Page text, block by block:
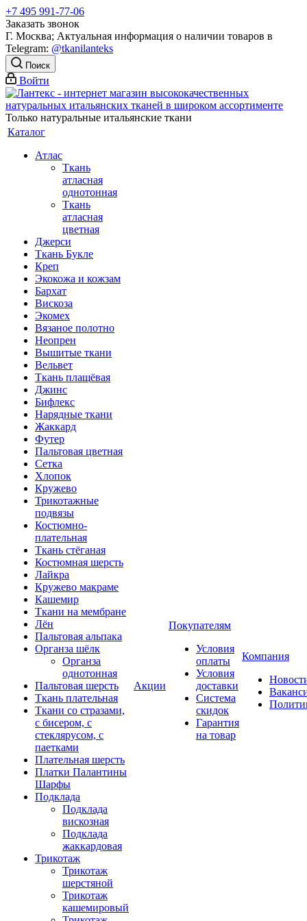
+7 495 991-77-06
Заказать звонок
Г. Москва; Актуальная информация о наличии товаров в
Telegram: @tkanilanteks
Поиск
Войти
Только натуральные итальянские ткани
Каталог
Атлас
Ткань
атласная
однотонная
Ткань
атласная
цветная
Джерси
Ткань Букле
Креп
Экокожа и кожзам
Бархат
Вискоза
Экомех
Вязаное полотно
Неопрен
Вышитые ткани
Вельвет
Ткань плащёвая
Джинс
Бифлекс
Нарядные ткани
Жаккард
Футер
Пальтовая цветная
Сетка
Хлопок
Кружево
Трикотажные
подвязы
Костюмно-
плательная
Ткань стёганая
Костюмная шерсть
Лайкра
Кружево макраме
Кашемир
Ткани на мембране
Лён
Пальтовая альпака
Органза шёлк
Органза
однотонная
Пальтовая шерсть
Ткань плательная
Ткани со стразами,
с бисером, с
стеклярусом, с
паетками
Плательная шерсть
Платки Палантины
Шарфы
Подклада
Подклада
вискозная
Подклада
жаккардовая
Трикотаж
Трикотаж
шерстяной
Трикотаж
кашемировый
Акции
Покупателям
Условия
оплаты
Условия
доставки
Система
скидок
Гарантия
на товар
Компания